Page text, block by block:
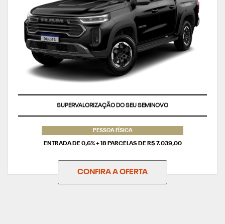
SUPERVALORIZAÇÃO DO SEU SEMINOVO
PESSOA FÍSICA
ENTRADA DE 0,6% + 18 PARCELAS DE R$ 7.039,00
CONFIRA A OFERTA